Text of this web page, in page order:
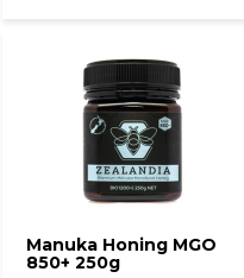
Manuka Honing MGO
850+ 250g